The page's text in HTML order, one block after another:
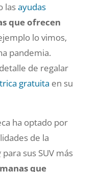
lasayudas
que ofrecen
lo vimos,
pandemia.
de regalar
gratuita en su
ha optado por
de la
para sus SUV más
que